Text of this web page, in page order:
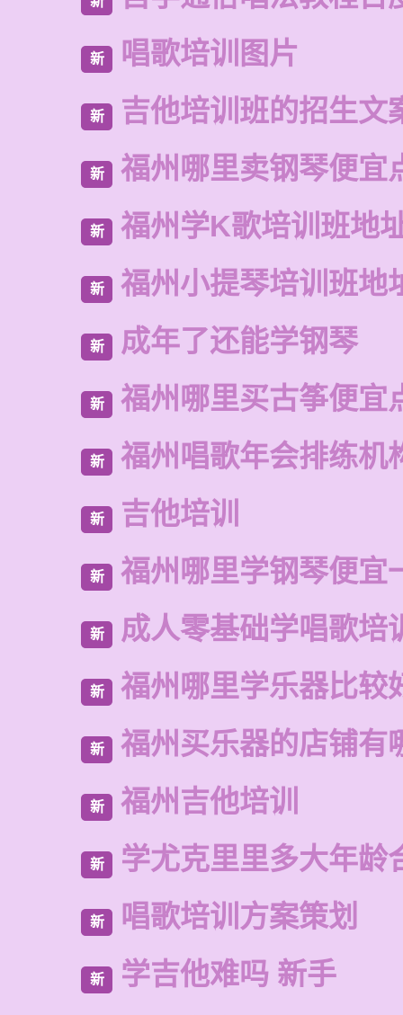
新 唱歌培训图片
新 吉他培训班的招生文
新 福州哪里卖钢琴便宜
新 福州学K歌培训班地
新 福州小提琴培训班地
新 成年了还能学钢琴
新 福州哪里买古筝便宜
新 福州唱歌年会排练机
新 吉他培训
新 福州哪里学钢琴便宜
新 成人零基础学唱歌培
新 福州哪里学乐器比较
新 福州买乐器的店铺有
新 福州吉他培训
新 学尤克里里多大年龄
新 唱歌培训方案策划
新 学吉他难吗 新手